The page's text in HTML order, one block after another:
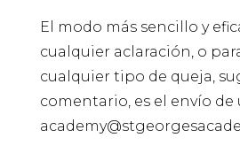
El modo más sencillo y
cualquier aclaración, o
cualquier tipo de queja,
comentario, es el envío de